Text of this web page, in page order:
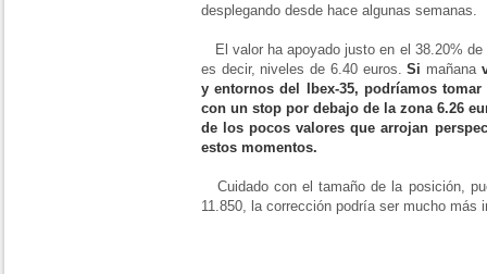
desplegando desde hace algunas semanas.
El valor ha apoyado justo en el 38.20%
es decir, niveles de 6.40 euros.Si mañana
y entornos del Ibex-35, podríamos
con un stop por debajo de la zona 6.26
de los pocos valores que arrojan
estos momentos.
Cuidado con el tamaño de la posición,
11.850, la corrección podría ser mucho más